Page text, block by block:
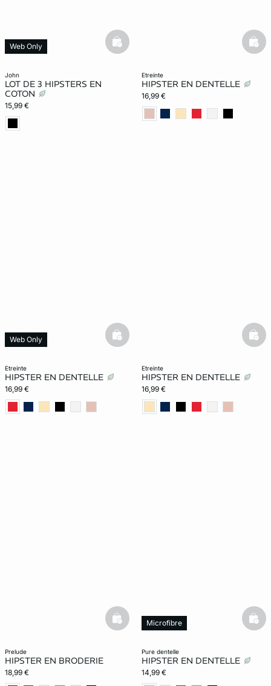
john
LOT DE 3 HIPSTERS EN
COTON
15,99 €
Web Only basketfull
etreinte
HIPSTER EN DENTELLE
16,99 €
etreinte
HIPSTER EN DENTELLE
16,99 €
Web Only basketfull
etreinte
HIPSTER EN DENTELLE
16,99 €
prelude
HIPSTER EN BRODERIE
18,99 €
basketfull
pure dentelle
HIPSTER EN DENTELLE
14,99 €
Microfibre